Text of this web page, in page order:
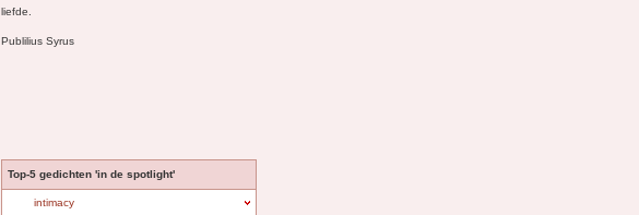
liefde.
Publilius Syrus
Top-5 gedichten 'in de spotlight'
intimacy